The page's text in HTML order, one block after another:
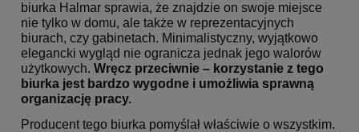
biurka Halmar sprawia, że znajdzie on swoje miejsce
nie tylko w domu, ale także w reprezentacyjnych
biurach, czy gabinetach. Minimalistyczny, wyjątkowo
elegancki wygląd nie ogranicza jednak jego walorów
użytkowych. Wręcz przeciwnie – korzystanie z tego
biurka jest bardzo wygodne i umożliwia sprawną
organizację pracy.
Producent tego biurka pomyślał właściwie o wszystkim.